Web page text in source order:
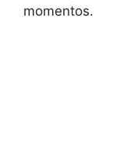
momentos.